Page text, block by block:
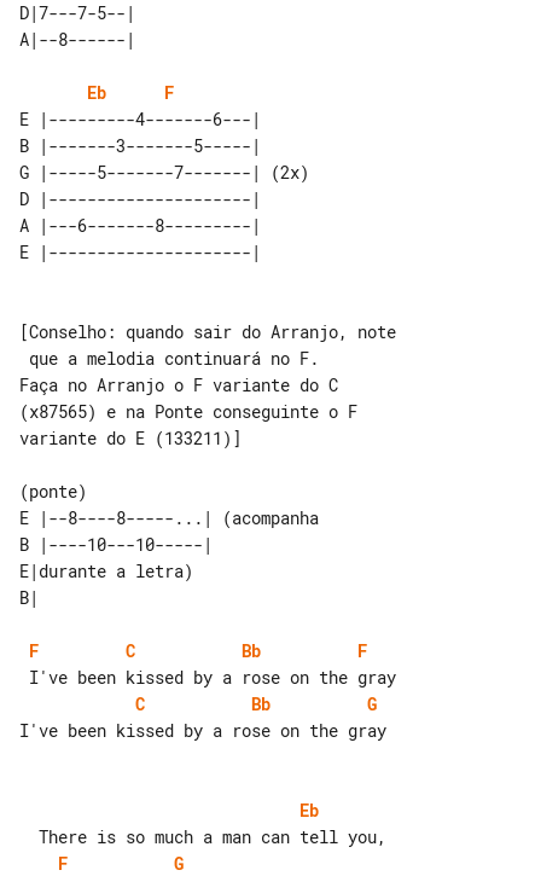
D|7---7-5--|
Eb
F
E |---------4-------6---|
B |-------3-------5-----|
G |-----5-------7-------| (2x)
D |---------------------|
A |---6-------8---------|
[Conselho: quando sair do Arranjo, note
Faça no Arranjo o F variante do C
(x87565) e na Ponte conseguinte o F
variante do E (133211)]
E |--8----8-----...| (acompanha
B |----10---10-----|
E|durante a letra)
F C Bb
F
C
Bb
G
I've been kissed by a rose on the gray
Eb
F
G